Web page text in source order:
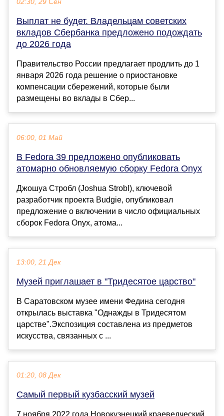
02:30, 29 Сен
Выплат не будет. Владельцам советских
вкладов Сбербанка предложено подождать
до 2026 года
Правительство России предлагает продлить до 1
января 2026 года решение о приостановке
компенсации сбережений, которые были
размещены во вклады в Сбер...
06:00, 01 Май
В Fedora 39 предложено опубликовать
атомарно обновляемую сборку Fedora Onyx
Джошуа Стробл (Joshua Strobl), ключевой
разработчик проекта Budgie, опубликовал
предложение о включении в число официальных
сборок Fedora Onyx, атома...
13:00, 21 Дек
Музей приглашает в "Тридесятое царство"
В Саратовском музее имени Федина сегодня
открылась выставка "Однажды в Тридесятом
царстве".Экспозиция составлена из предметов
искусства, связанных с ...
01:20, 08 Дек
Самый первый кузбасский музей
7 ноября 2022 года Новокузнецкий краеведческий